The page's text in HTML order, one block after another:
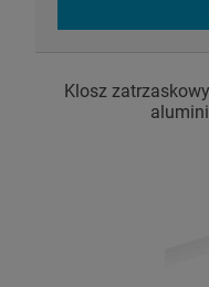
Klosz